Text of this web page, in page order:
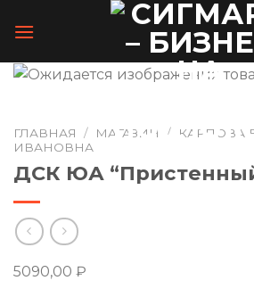
ГЛАВНАЯ / МАГАЗИН /
КАРПОВА
ИВАНОВНА
ДСК ЮА
5090,00 ₽